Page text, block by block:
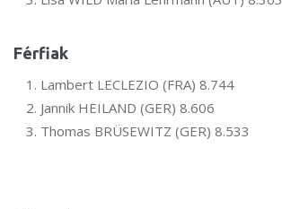
Férfiak
Lambert LECLEZIO (FRA) 8.744
Jannik HEILAND (GER) 8.606
Thomas BRÜSEWITZ (GER) 8.533